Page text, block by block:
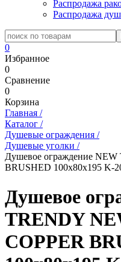
Распродажа
Распродажа
0
Избранное
0
Сравнение
0
Корзина
Главная /
Каталог /
Душевые ограждения /
Душевые уголки /
Душевое ограждение
BRUSHED 100x80x195 K-
Душевое
TRENDY
COPPER